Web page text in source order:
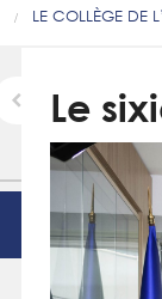
LE COLLÈGE DE
Le